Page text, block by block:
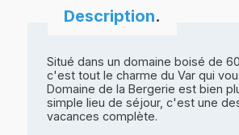
Description.
Situé dans un domaine boisé de
c'est tout le charme du Var qui
Domaine de la Bergerie est bien
simple lieu de séjour, c'est une
vacances complète.